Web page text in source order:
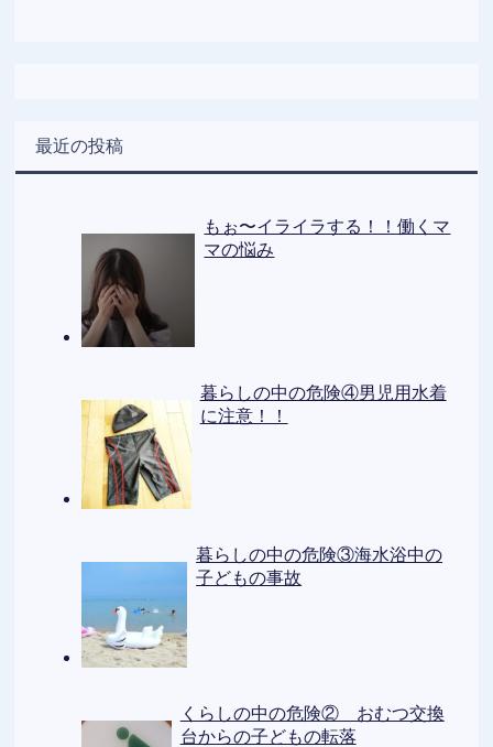
最近の投稿
もぉ〜イライラする！！働くマ
マの悩み
暮らしの中の危険④男児用水着
に注意！！
暮らしの中の危険③海水浴中の
子どもの事故
くらしの中の危険② おむつ交換
台からの子どもの転落